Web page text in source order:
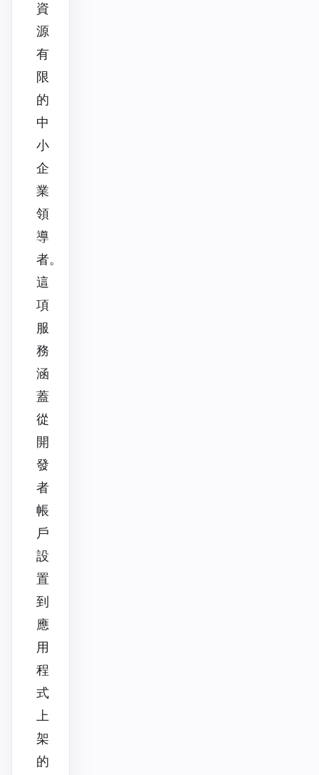
資
源
有
限
的
中
小
企
業
領
導
者。
這
項
服
務
涵
蓋
從
開
發
者
帳
戶
設
置
到
應
用
程
式
上
架
的